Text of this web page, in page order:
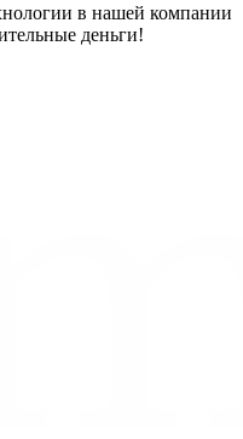
в нашей компании
деньги!